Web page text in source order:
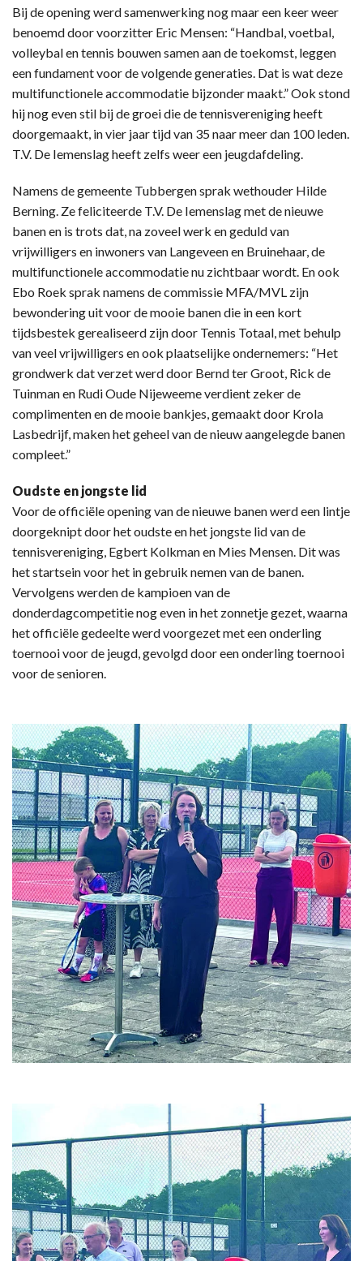
Bij de opening werd samenwerking nog maar een keer weer
benoemd door voorzitter Eric Mensen: “Handbal, voetbal,
volleybal en tennis bouwen samen aan de toekomst, leggen
een fundament voor de volgende generaties. Dat is wat deze
multifunctionele accommodatie bijzonder maakt.” Ook stond
hij nog even stil bij de groei die de tennisvereniging heeft
doorgemaakt, in vier jaar tijd van 35 naar meer dan 100 leden.
T.V. De Iemenslag heeft zelfs weer een jeugdafdeling.
Namens de gemeente Tubbergen sprak wethouder Hilde
Berning. Ze feliciteerde T.V. De Iemenslag met de nieuwe
banen en is trots dat, na zoveel werk en geduld van
vrijwilligers en inwoners van Langeveen en Bruinehaar, de
multifunctionele accommodatie nu zichtbaar wordt. En ook
Ebo Roek sprak namens de commissie MFA/MVL zijn
bewondering uit voor de mooie banen die in een kort
tijdsbestek gerealiseerd zijn door Tennis Totaal, met behulp
van veel vrijwilligers en ook plaatselijke ondernemers: “Het
grondwerk dat verzet werd door Bernd ter Groot, Rick de
Tuinman en Rudi Oude Nijeweeme verdient zeker de
complimenten en de mooie bankjes, gemaakt door Krola
Lasbedrijf, maken het geheel van de nieuw aangelegde banen
compleet.”
Oudste en jongste lid
Voor de officiële opening van de nieuwe banen werd een lintje
doorgeknipt door het oudste en het jongste lid van de
tennisvereniging, Egbert Kolkman en Mies Mensen. Dit was
het startsein voor het in gebruik nemen van de banen.
Vervolgens werden de kampioen van de
donderdagcompetitie nog even in het zonnetje gezet, waarna
het officiële gedeelte werd voorgezet met een onderling
toernooi voor de jeugd, gevolgd door een onderling toernooi
voor de senioren.